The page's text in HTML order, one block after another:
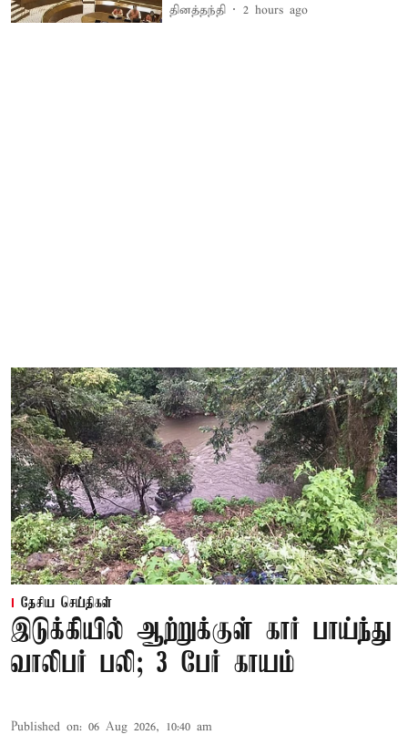
தினத்தந்தி 2 hours ago
தேசிய செய்திகள்
இடுக்கியில் ஆற்றுக்குள் கார் பாய்ந்து
வாலிபர் பலி; 3 பேர் காயம்
Published on: 06 Aug 2026, 10:40 am